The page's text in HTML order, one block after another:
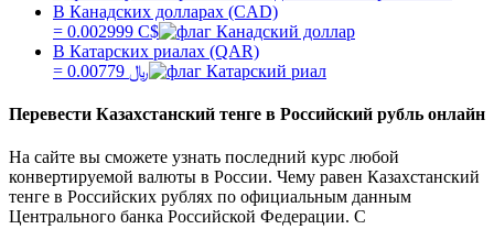
В Канадских долларах (CAD)
= 0.002999 C$
В Катарских риалах (QAR)
= 0.00779 ﷼
Перевести Казахстанский тенге в Российский рубль онлайн
На сайте вы сможете узнать последний курс любой
конвертируемой валюты в России. Чему равен Казахстанский
тенге в Российских рублях по официальным данным
Центрального банка Российской Федерации. С